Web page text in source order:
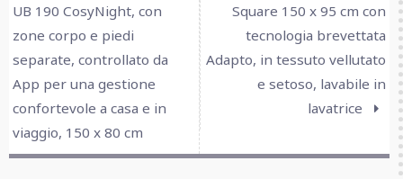
UB 190 CosyNight, con
zone corpo e piedi
separate, controllato da
App per una gestione
confortevole a casa e in
viaggio, 150 x 80 cm
Square 150 x 95 cm con
tecnologia brevettata
Adapto, in tessuto vellutato
e setoso, lavabile in
lavatrice